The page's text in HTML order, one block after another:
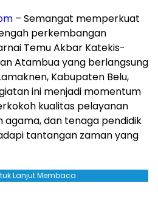
– Semangat memperkuat
perkembangan
Temu Akbar Katekis-
Atambua yang berlangsung
Kabupaten Belu,
ini menjadi momentum
kualitas pelayanan
agama, dan tenaga pendidik
tantangan zaman yang
Lanjut Membaca